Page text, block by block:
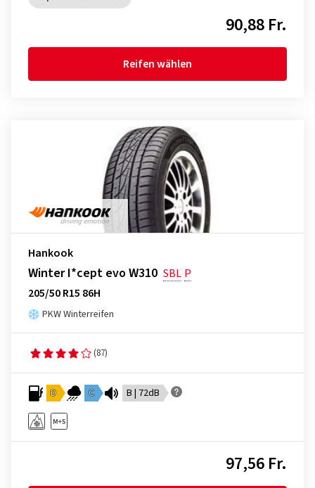
90,88 Fr.
Reifen wählen
Hankook
Winter I*cept evo W310 SBL P
205/50 R15 86H
PKW Winterreifen
(87)
D C B | 72dB
97,56 Fr.